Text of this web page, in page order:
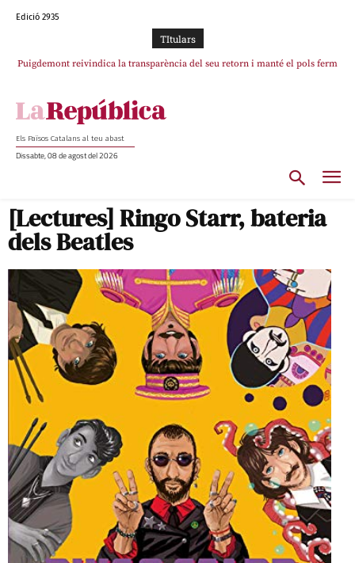
Edició 2935
TItulars
Puigdemont reivindica la transparència del seu retorn i manté el pols ferm
Portugal acusa Espanya de provocar un “efecte crida” massiu per la seva
Els Països Catalans al teu abast
Dissabte, 08 de agost del 2026
[Lectures] Ringo Starr, bateria
dels Beatles